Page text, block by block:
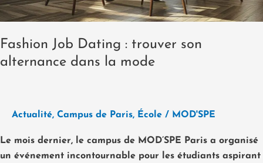
Fashion Job Dating : trouver son
alternance dans la mode
Actualité, Campus de Paris, École / MOD'SPE
Le mois dernier, le campus de MOD’SPE Paris a organisé
un événement incontournable pour les étudiants aspirant